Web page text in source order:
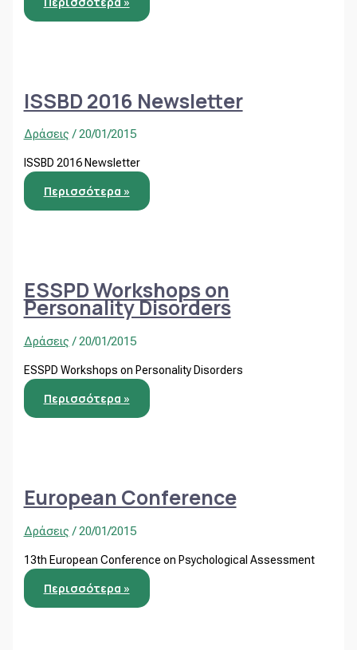
ISSBD 2016 Newsletter
Δράσεις /20/01/2015
ISSBD 2016 Newsletter
Περισσότερα »
ESSPD Workshops on
Personality Disorders
Δράσεις /20/01/2015
ESSPD Workshops on Personality Disorders
Περισσότερα »
European Conference
Δράσεις /20/01/2015
13th European Conference on Psychological Assessment
Περισσότερα »